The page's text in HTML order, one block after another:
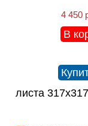
4 450
В
листа